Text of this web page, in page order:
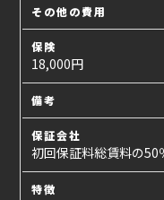
その他の費用
保険
18,000円
備考
保証会社
初回保証料総賃料の
特徴